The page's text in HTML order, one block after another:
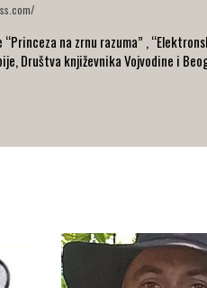
na zrnu razuma” ,
Društva književnika Vojvodine i